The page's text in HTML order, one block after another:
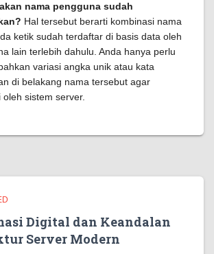
nama pengguna sudah
Hal tersebut berarti kombinasi nama
ketik sudah terdaftar di basis data oleh
lain terlebih dahulu. Anda hanya perlu
variasi angka unik atau kata
di belakang nama tersebut agar
oleh sistem server.
Digital dan Keandalan
Server Modern